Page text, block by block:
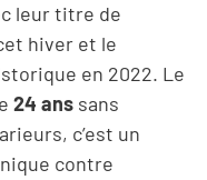
leur titre de
hiver et le
en 2022. Le
24 ans sans
c’est un
contre